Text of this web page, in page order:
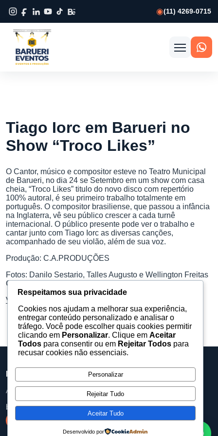
(11) 4269-0715
Abrir
Tiago Iorc em Barueri no
Show “Troco Likes”
O Cantor, músico e compositor esteve no Teatro Municipal
de Barueri, no dia 24 se Setembro em um show com casa
cheia, “Troco Likes” titulo do novo disco com repertório
100% autoral, é seu primeiro trabalho totalmente em
português. O compositor brasiliense, que passou a infância
na Inglaterra, vê seu público crescer a cada turnê
internacional. O público presente pode ver o trabalho e
cantar junto com Tiago Iorc as diversas canções,
acompanhado de seu violão, além de sua voz.
Produção: C.A.PRODUÇÕES
Fotos: Danilo Sestario, Talles Augusto e Wellington Freitas
Oliveira
Veja o Álbum no Facebook.
Assessoria, equipamentos e produções para eventos.
baruerieventos@gmail.com
Respeitamos sua privacidade
Cookies nos ajudam a melhorar sua experiência,
entregar conteúdo personalizado e analisar o
tráfego. Você pode escolher quais cookies permitir
clicando em Personalizar. Clique em Aceitar
Todos para consentir ou em Rejeitar Todos para
recusar cookies não essenciais.
Personalizar
Rejeitar Tudo
Aceitar Tudo
Desenvolvido por